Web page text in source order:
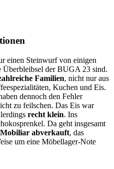
einen Steinwurf von einigen
Überbleibsel der BUGA 23 sind.
Familien, nicht nur aus
Kuchen und Eis.
dennoch den Fehler
zu feilschen. Das Eis war
recht klein. Ins
Da geht insgesamt
Mobiliar abverkauft, das
um eine Möbellager-Note